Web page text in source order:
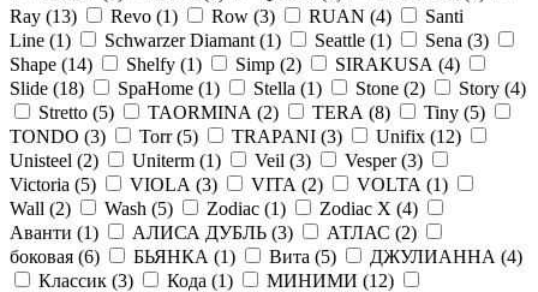
Ray (13) Revo (1) Row (3) RUAN (4)
Santi
Line (1) Schwarzer Diamant (1) Seattle (1) Sena (3)
Shape (14) Shelfy (1) Simp (2) SIRAKUSA (4)
Slide (18) SpaHome (1) Stella (1) Stone (2) Story (4)
Stretto (5) TAORMINA (2) TERA (8) Tiny (5)
TONDO (3) Torr (5) TRAPANI (3) Unifix (12)
Unisteel (2) Uniterm (1) Veil (3) Vesper (3)
Victoria (5) VIOLA (3) VITA (2) VOLTA (1)
Wall (2) Wash (5) Zodiac (1) Zodiac X (4)
Аванти (1) АЛИСА ДУБЛЬ (3) АТЛАС (2)
боковая (6) БЬЯНКА (1) Вита (5) ДЖУЛИАННА (4)
Классик (3) Кода (1) МИНИМИ (12)